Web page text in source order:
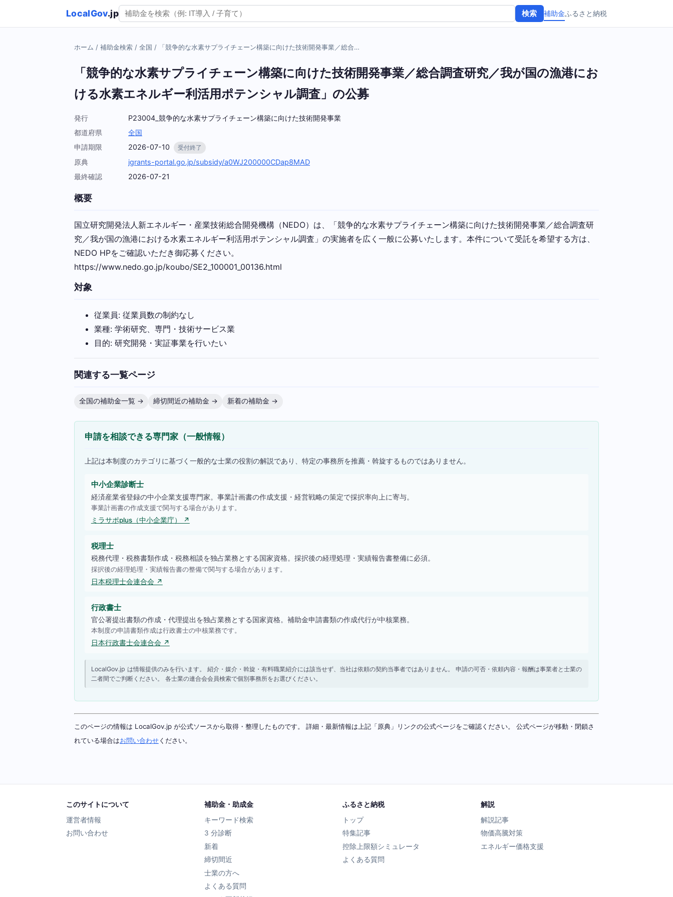
LocalGov.jp 検索 補助金ふるさと納税
ホーム / 補助金検索 / 全国 / 「競争的な水素サプライチェーン構築に向けた技術開発事業／総合…
「競争的な水素サプライチェーン構築に向けた技術開発事業／総合調査研究／我が国の漁港にお
ける水素エネルギー利活用ポテンシャル調査」の公募
発行
P23004_競争的な水素サプライチェーン構築に向けた技術開発事業
都道府県
全国
申請期限
2026-07-10 受付終了
原典
jgrants-portal.go.jp/subsidy/a0WJ200000CDap8MAD
最終確認
2026-07-21
概要
国立研究開発法人新エネルギー・産業技術総合開発機構（NEDO）は、「競争的な水素サプライチェーン構築に向けた技術開発事業／総合調査研
究／我が国の漁港における水素エネルギー利活用ポテンシャル調査」の実施者を広く一般に公募いたします。本件について受託を希望する方は、
NEDO HPをご確認いただき御応募ください。
https://www.nedo.go.jp/koubo/SE2_100001_00136.html
対象
従業員: 従業員数の制約なし
業種: 学術研究、専門・技術サービス業
目的: 研究開発・実証事業を行いたい
関連する一覧ページ
全国の補助金一覧 → 締切間近の補助金 → 新着の補助金 →
申請を相談できる専門家（一般情報）
上記は本制度のカテゴリに基づく一般的な士業の役割の解説であり、特定の事務所を推薦・斡旋するものではありません。
中小企業診断士
経済産業省登録の中小企業支援専門家。事業計画書の作成支援・経営戦略の策定で採択率向上に寄与。
事業計画書の作成支援で関与する場合があります。
ミラサポplus（中小企業庁） ↗
税理士
税務代理・税務書類作成・税務相談を独占業務とする国家資格。採択後の経理処理・実績報告書整備に必須。
採択後の経理処理・実績報告書の整備で関与する場合があります。
日本税理士会連合会 ↗
行政書士
官公署提出書類の作成・代理提出を独占業務とする国家資格。補助金申請書類の作成代行が中核業務。
本制度の申請書類作成は行政書士の中核業務です。
日本行政書士会連合会 ↗
LocalGov.jp は情報提供のみを行います。 紹介・媒介・斡旋・有料職業紹介には該当せず、当社は依頼の契約当事者ではありません。 申請の可否・依頼内容・報酬は事業者と士業の
二者間でご判断ください。 各士業の連合会会員検索で個別事務所をお選びください。
このページの情報は LocalGov.jp が公式ソースから取得・整理したものです。 詳細・最新情報は上記「原典」リンクの公式ページをご確認ください。 公式ページが移動・閉鎖さ
れている場合はお問い合わせください。
このサイトについて
運営者情報
お問い合わせ
補助金・助成金
キーワード検索
3 分診断
新着
締切間近
士業の方へ
よくある質問
ふるさと納税
トップ
特集記事
控除上限額シミュレータ
よくある質問
解説
解説記事
物価高騰対策
エネルギー価格支援